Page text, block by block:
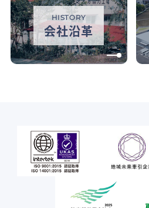
HISTORY
会社沿革